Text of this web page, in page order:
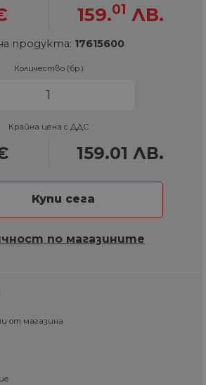
159.01 ЛВ.
продукта: 17615600
Количество (бр.)
Крайна цена с ДДС
159.01 ЛВ.
Купи сега
по магазините
от магазина